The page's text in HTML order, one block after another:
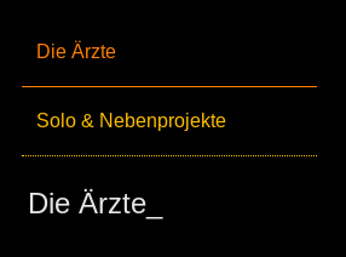
Die Ärzte
Solo & Nebenprojekte
Die Ärzte_